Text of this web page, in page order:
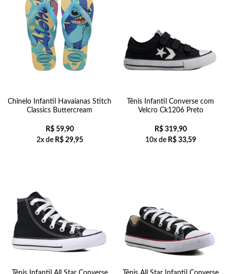
Chinelo Infantil Havaianas Stitch
Classics Buttercream
R$59,90
2x de R$29,95
Tênis Infantil Converse com
Velcro Ck1206 Preto
R$319,90
10x de R$33,59